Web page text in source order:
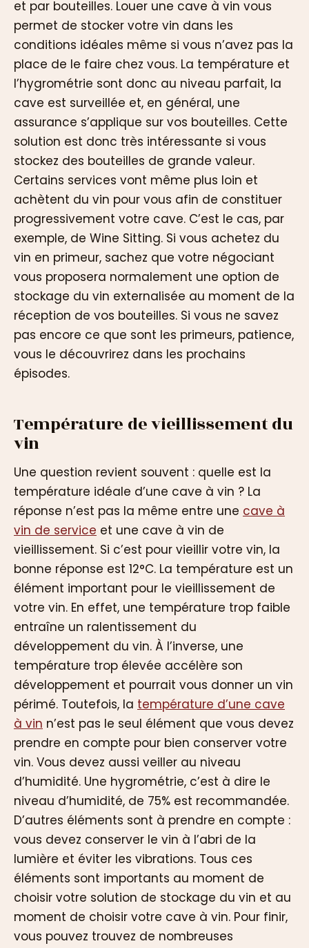
et par bouteilles. Louer une cave à vin vous
permet de stocker votre vin dans les
conditions idéales même si vous n’avez pas la
place de le faire chez vous. La température et
l’hygrométrie sont donc au niveau parfait, la
cave est surveillée et, en général, une
assurance s’applique sur vos bouteilles. Cette
solution est donc très intéressante si vous
stockez des bouteilles de grande valeur.
Certains services vont même plus loin et
achètent du vin pour vous afin de constituer
progressivement votre cave. C’est le cas, par
exemple, de Wine Sitting. Si vous achetez du
vin en primeur, sachez que votre négociant
vous proposera normalement une option de
stockage du vin externalisée au moment de la
réception de vos bouteilles. Si vous ne savez
pas encore ce que sont les primeurs, patience,
vous le découvrirez dans les prochains
épisodes.
Température de vieillissement du
vin
Une question revient souvent : quelle est la
température idéale d’une cave à vin ? La
réponse n’est pas la même entre une cave à
vin de service et une cave à vin de
vieillissement. Si c’est pour vieillir votre vin, la
bonne réponse est 12°C. La température est un
élément important pour le vieillissement de
votre vin. En effet, une température trop faible
entraîne un ralentissement du
développement du vin. À l’inverse, une
température trop élevée accélère son
développement et pourrait vous donner un vin
périmé. Toutefois, la température d’une cave
à vin n’est pas le seul élément que vous devez
prendre en compte pour bien conserver votre
vin. Vous devez aussi veiller au niveau
d’humidité. Une hygrométrie, c’est à dire le
niveau d’humidité, de 75% est recommandée.
D’autres éléments sont à prendre en compte :
vous devez conserver le vin à l’abri de la
lumière et éviter les vibrations. Tous ces
éléments sont importants au moment de
choisir votre solution de stockage du vin et au
moment de choisir votre cave à vin. Pour finir,
vous pouvez trouvez de nombreuses